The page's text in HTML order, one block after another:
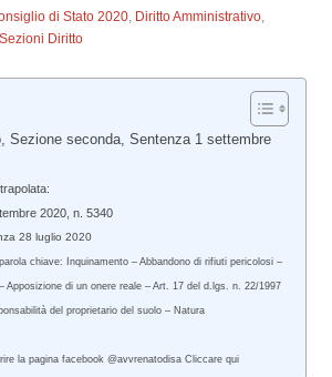
di Stato 2020, Diritto Amministrativo,
Sezioni Diritto
Sezione seconda, Sentenza 1 settembre
2020, n. 5340
28 luglio 2020
chiave: Inquinamento – Abbandono di rifiuti pericolosi –
Apposizione di un onere reale – Art. 17 del d.lgs. n. 22/1997
del proprietario del suolo – Natura
la pagina facebook @avvrenatodisa Cliccare qui